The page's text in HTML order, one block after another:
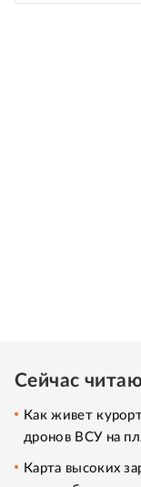
Сейчас
Как живет
дронов ВСУ на
Карта высоких